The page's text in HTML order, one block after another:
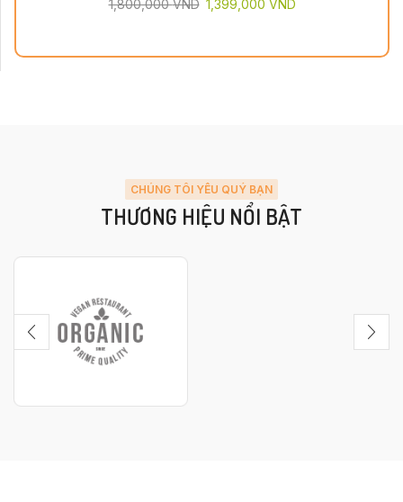
1,800,000VND 1,399,000 VND
CHÚNG TÔI YÊU QUÝ BẠN
THƯƠNG HIỆU NỔI BẬT